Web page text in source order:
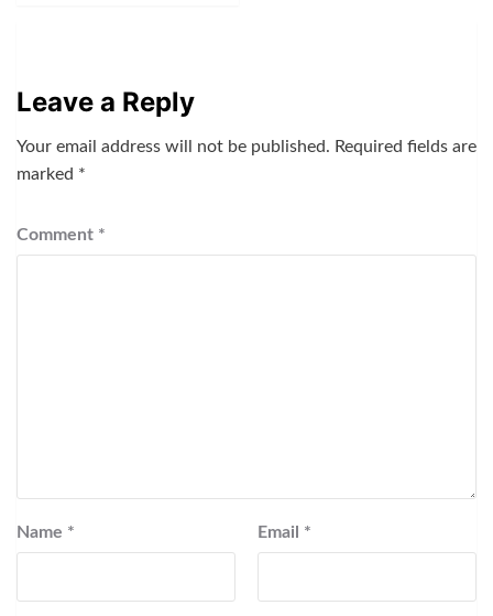
Leave a Reply
Your email address will not be published. Required fields are
marked *
Comment *
Name * Email *